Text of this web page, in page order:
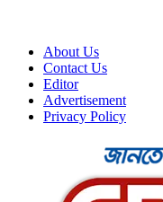
About Us
Contact Us
Editor
Advertisement
Privacy Policy